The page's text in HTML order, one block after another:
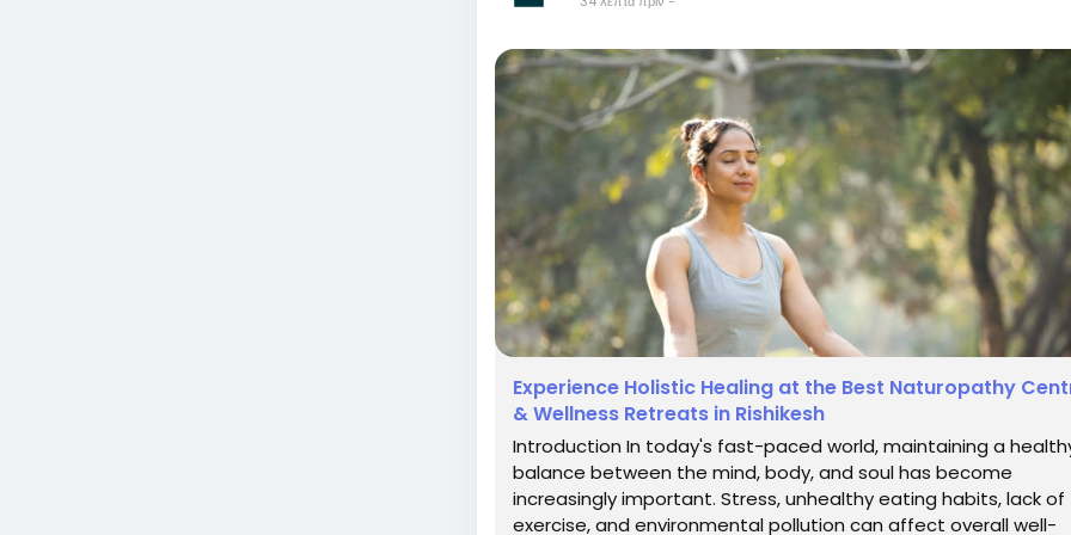
Experience Holistic Healing at the Best Naturopathy
& Wellness Retreats in Rishikesh
Introduction In today's fast-paced world, maintaining a
balance between the mind, body, and soul has become
increasingly important. Stress, unhealthy eating habits, lack of
exercise, and environmental pollution can affect overall well-